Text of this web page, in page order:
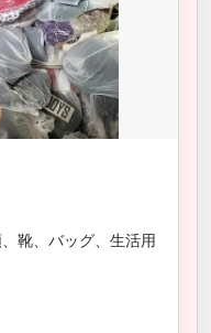
靴、バッグ、生活用